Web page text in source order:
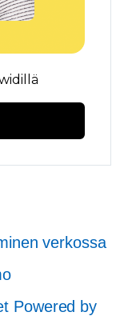
verkossa
Powered by